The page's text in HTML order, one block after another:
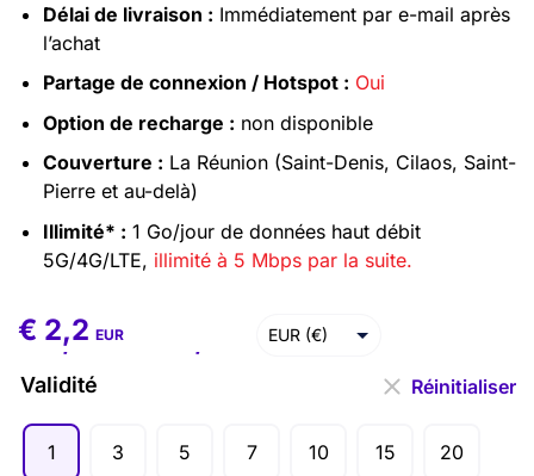
Délai de livraison : Immédiatement par e-mail après
l’achat
Partage de connexion / Hotspot : Oui
Option de recharge : non disponible
Couverture : La Réunion (Saint-Denis, Cilaos, Saint-
Pierre et au-delà)
Illimité* : 1 Go/jour de données haut débit
5G/4G/LTE, illimité à 5 Mbps par la suite.
€ 2,2 –€ EUR (€)
Validité
1 3 5 7 10 15 20
Réinitialiser
€ 2,2 EUR